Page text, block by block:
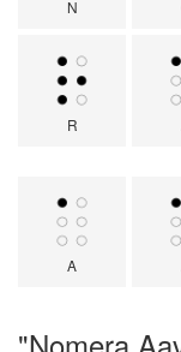
N
R
A